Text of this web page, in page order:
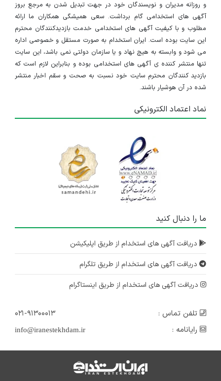
و روزانه مدیران و نویسندگان خود در جهت تبدیل شدن به مرجع بروز
آگهی های استخدامی گام برداشت. سعی همیشگی همکاران ما ارائه
مطلوب و با کیفیت آگهی های استخدامی خدمت بازدیدکنندگان محترم
این سایت بوده است. ایران استخدام به صورت مستقل و خصوصی اداره
می شود و وابسته به هیچ نهاد و یا سازمان دولتی نمی باشد، این سایت
تنها منتشر کننده ی آگهی های استخدامی بوده و بنابراین لازم است که
بازدید کنندگان محترم سایت خود نسبت به صحت و سقم اخبار منتشر
شده در آن هوشیار باشند.
نماد اعتماد الکترونیکی
ما را دنبال کنید
دریافت آگهی های استخدام از طریق اپلیکیشن
دریافت آگهی های استخدام از طریق تلگرام
دریافت آگهی های استخدام از طریق اینستاگرام
تلفن تماس :
۰۲۱-۹۱۳۰۰۰۱۳
رایانامه :
info@iranestekhdam.ir